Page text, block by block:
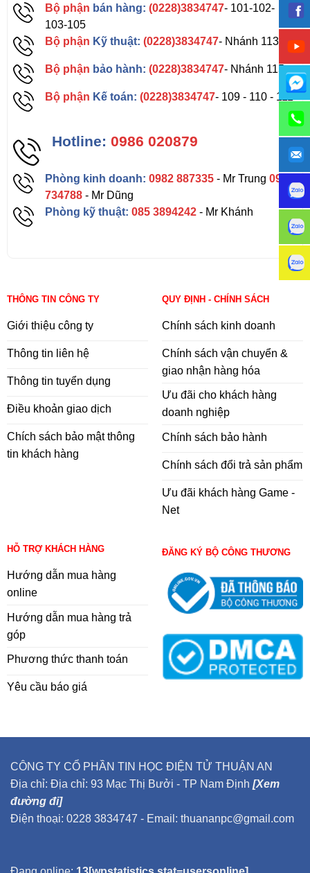
Bộ phận bán hàng: (0228)3834747- 101-102-
103-105
Bộ phận Kỹ thuật: (0228)3834747- Nhánh 113
Bộ phận bảo hành: (0228)3834747- Nhánh 115
Bộ phận Kế toán: (0228)3834747- 109 - 110 - 111
Hotline: 0986 020879
Phòng kinh doanh: 0982 887335 - Mr Trung0962
734788 - Mr Dũng
Phòng kỹ thuật:085 3894242 - Mr Khánh
THÔNG TIN CÔNG TY
Giới thiệu công ty
Thông tin liên hệ
Thông tin tuyển dụng
Điều khoản giao dịch
Chích sách bảo mật thông
tin khách hàng
QUY ĐỊNH - CHÍNH SÁCH
Chính sách kinh doanh
Chính sách vận chuyển &
giao nhận hàng hóa
Ưu đãi cho khách hàng
doanh nghiệp
Chính sách bảo hành
Chính sách đổi trả sản phẩm
Ưu đãi khách hàng Game -
Net
HỖ TRỢ KHÁCH HÀNG
Hướng dẫn mua hàng
online
Hướng dẫn mua hàng trả
góp
Phương thức thanh toán
Yêu cầu báo giá
ĐĂNG KÝ BỘ CÔNG THƯƠNG
CÔNG TY CỔ PHẦN TIN HỌC ĐIỆN TỬ THUẬN AN
Địa chỉ: Địa chỉ: 93 Mạc Thị Bưởi - TP Nam Định [Xem
đường đi]
Điện thoại: 0228 3834747 - Email: thuananpc@gmail.com